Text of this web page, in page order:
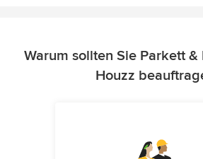
Warum sollten Sie Parkett
Houzz